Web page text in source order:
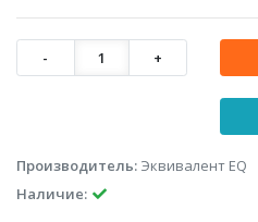
- 1 +
Производитель: Эквивалент EQ
Наличие: